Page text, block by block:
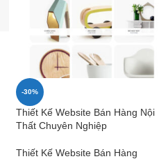
-30%
Thiết Kế Website Bán Hàng Nội
Thất Chuyên Nghiệp
Thiết Kế Website Bán Hàng